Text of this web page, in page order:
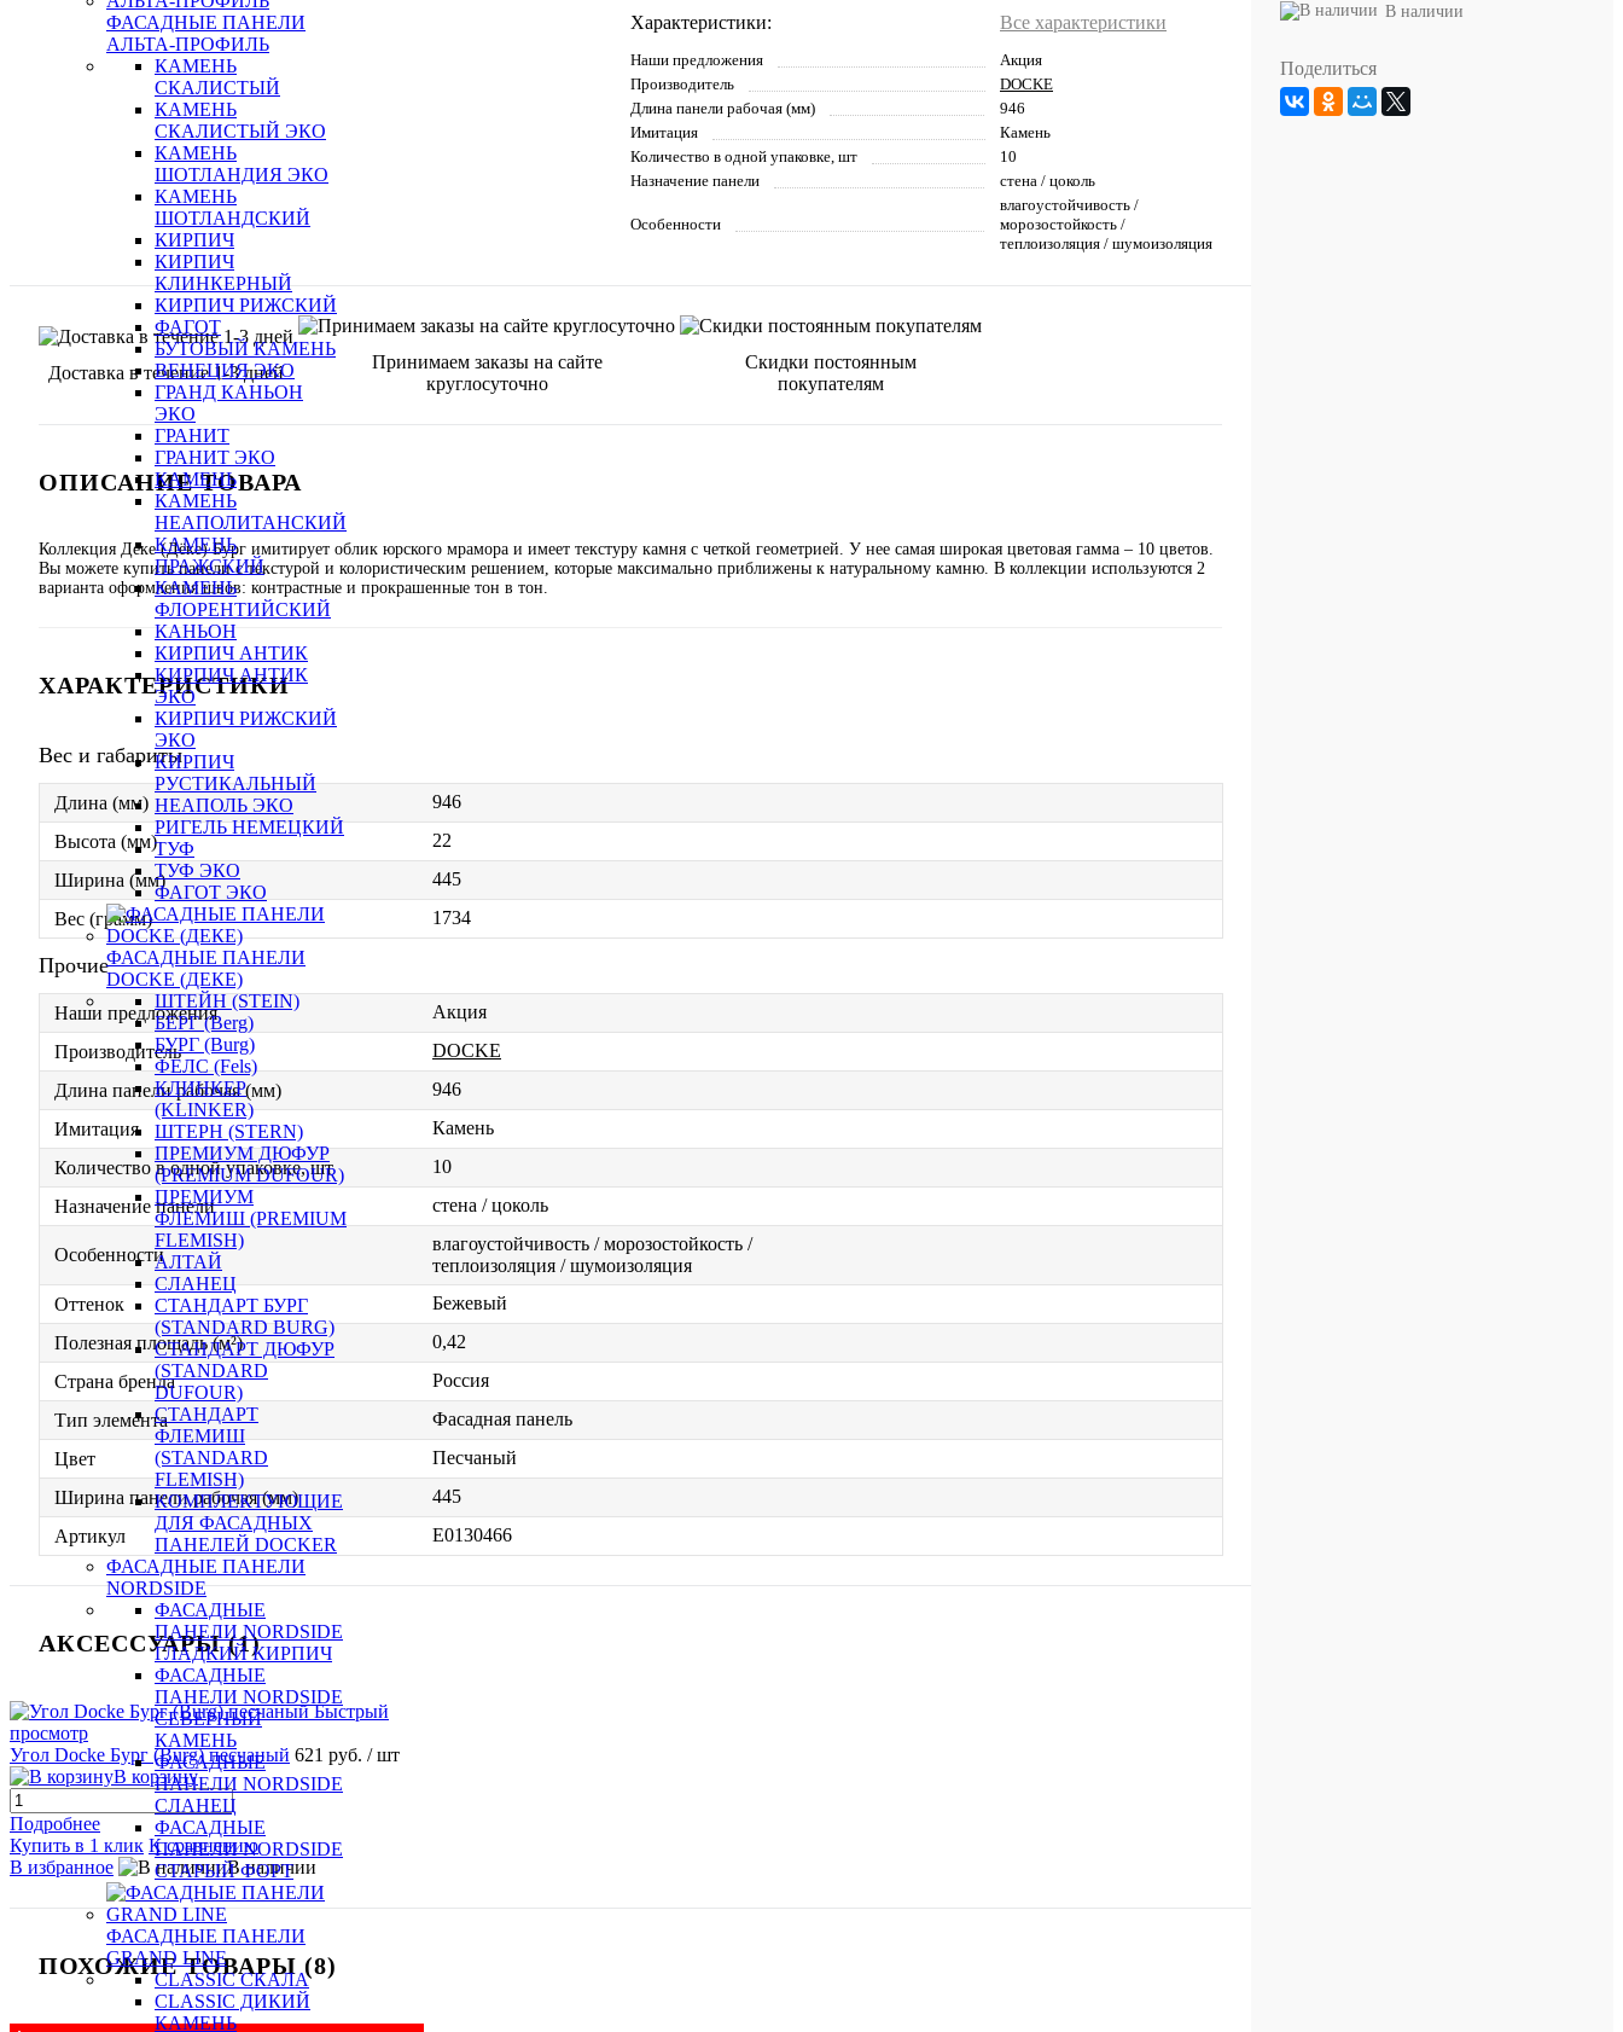
ФАСАДНЫЕ ПАНЕЛИ
АЛЬТА-ПРОФИЛЬ
КАМЕНЬ
СКАЛИСТЫЙ
КАМЕНЬ
СКАЛИСТЫЙ ЭКО
КАМЕНЬ
ШОТЛАНДИЯ ЭКО
КАМЕНЬ
ШОТЛАНДСКИЙ
КИРПИЧ
КИРПИЧ
КЛИНКЕРНЫЙ
КИРПИЧ РИЖСКИЙ
ФАГОТ
БУТОВЫЙ КАМЕНЬ
ВЕНЕЦИЯ ЭКО
ГРАНД КАНЬОН
ЭКО
ГРАНИТ
ГРАНИТ ЭКО
КАМЕНЬ
КАМЕНЬ
НЕАПОЛИТАНСКИЙ
КАМЕНЬ
ПРАЖСКИЙ
КАМЕНЬ
ФЛОРЕНТИЙСКИЙ
КАНЬОН
КИРПИЧ АНТИК
КИРПИЧ АНТИК
ЭКО
КИРПИЧ РИЖСКИЙ
ЭКО
КИРПИЧ
РУСТИКАЛЬНЫЙ
НЕАПОЛЬ ЭКО
РИГЕЛЬ НЕМЕЦКИЙ
ТУФ
ТУФ ЭКО
ФАГОТ ЭКО
ФАСАДНЫЕ ПАНЕЛИ
DOCKE (ДЕКЕ)
ШТЕЙН (STEIN)
БЕРГ (Berg)
БУРГ (Burg)
ФЕЛС (Fels)
КЛИНКЕР
(KLINKER)
ШТЕРН (STERN)
ПРЕМИУМ ДЮФУР
(PREMIUM DUFOUR)
ПРЕМИУМ
ФЛЕМИШ (PREMIUM
FLEMISH)
АЛТАЙ
СЛАНЕЦ
СТАНДАРТ БУРГ
(STANDARD BURG)
СТАНДАРТ ДЮФУР
(STANDARD
DUFOUR)
СТАНДАРТ
ФЛЕМИШ
(STANDARD
FLEMISH)
КОМПЛЕКТУЮЩИЕ
ДЛЯ ФАСАДНЫХ
ПАНЕЛЕЙ DOCKER
ФАСАДНЫЕ ПАНЕЛИ
NORDSIDE
ФАСАДНЫЕ
ПАНЕЛИ NORDSIDE
ГЛАДКИЙ КИРПИЧ
ФАСАДНЫЕ
ПАНЕЛИ NORDSIDE
СЕВЕРНЫЙ
КАМЕНЬ
ФАСАДНЫЕ
ПАНЕЛИ NORDSIDE
СЛАНЕЦ
ФАСАДНЫЕ
ПАНЕЛИ NORDSIDE
СТАРЫЙ ФОРТ
ФАСАДНЫЕ ПАНЕЛИ
GRAND LINE
CLASSIC СКАЛА
CLASSIC ДИКИЙ
КАМЕНЬ
Характеристики: Все характеристики
Наши предложения
Акция
Производитель
DOCKE
Длина панели рабочая (мм)
946
Имитация
Камень
Количество в одной упаковке, шт
10
Назначение панели
стена / цоколь
Особенности
влагоустойчивость /
морозостойкость /
теплоизоляция / шумоизоляция
Доставка в течение 1-3 дней
Принимаем заказы на сайте
круглосуточно
Скидки постоянным
покупателям
ОПИСАНИЕ ТОВАРА
Коллекция Деке (Дёке) Бург имитирует облик юрского мрамора и имеет текстуру камня с четкой геометрией. У нее самая широкая цветовая гамма – 10 цветов.
Вы можете купить панели с текстурой и колористическим решением, которые максимально приближены к натуральному камню. В коллекции используются 2
варианта оформления швов: контрастные и прокрашенные тон в тон.
ХАРАКТЕРИСТИКИ
Вес и габариты
Длина (мм)
946
Высота (мм)
22
Ширина (мм)
445
Вес (грамм)
1734
Прочие
Наши предложения
Акция
Производитель
DOCKE
Длина панели рабочая (мм)
946
Имитация
Камень
Количество в одной упаковке, шт
10
Назначение панели
стена / цоколь
Особенности
влагоустойчивость / морозостойкость /
теплоизоляция / шумоизоляция
Оттенок
Бежевый
Полезная площадь (м²)
0,42
Страна бренда
Россия
Тип элемента
Фасадная панель
Цвет
Песчаный
Ширина панели рабочая (мм)
445
Артикул
E0130466
АКСЕССУАРЫ (1)
Быстрый
просмотр
Угол Docke Бург (Burg) песчаный 621 руб. / шт
В корзину
Подробнее
Купить в 1 клик К сравнению
В избранное
В наличии
ПОХОЖИЕ ТОВАРЫ (8)
В наличии
Поделиться